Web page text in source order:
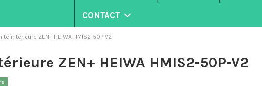
CONTACT
intérieure ZEN+ HEIWA HMIS2-50P-V2
ZEN+ HEIWA HMIS2-50P-V2